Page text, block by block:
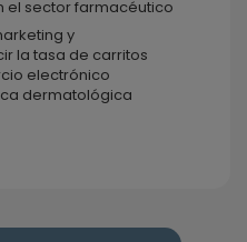
el sector farmacéutico
y
la tasa de carritos
electrónico
dermatológica